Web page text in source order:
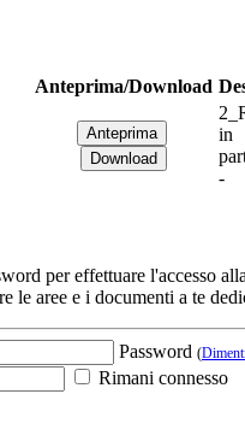
Anteprima/Download
in
-
per effettuare l'accesso
le aree e i documenti a te
Password (
Rimani connesso